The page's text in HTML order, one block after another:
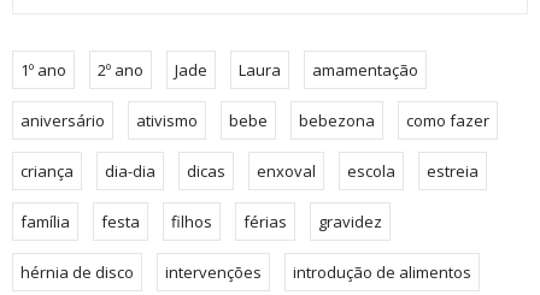
1º ano 2º ano Jade Laura amamentação
aniversário ativismo bebe bebezona como fazer
criança dia-dia dicas enxoval escola estreia
família festa filhos férias gravidez
hérnia de disco intervenções introdução de alimentos